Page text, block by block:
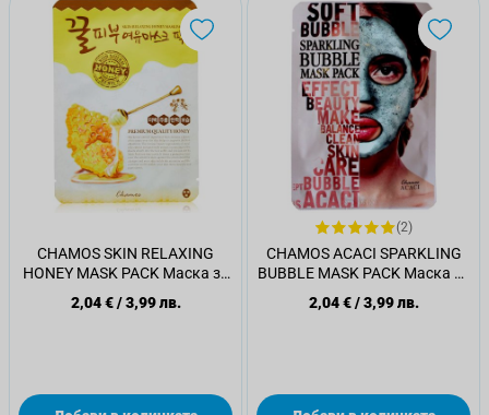
CHAMOS SKIN RELAXING
HONEY MASK PACK Маска за
2,04 €/3,99 лв.
(2)
CHAMOS ACACI SPARKLING
BUBBLE MASK PACK Маска за
2,04 €/3,99 лв.